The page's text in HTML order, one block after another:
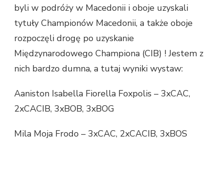
byli w podróży w Macedonii i oboje uzyskali
tytuły Championów Macedonii, a także oboje
rozpoczęli drogę po uzyskanie
Międzynarodowego Championa (CIB) ! Jestem z
nich bardzo dumna, a tutaj wyniki wystaw:
Aaniston Isabella Fiorella Foxpolis – 3xCAC,
2xCACIB, 3xBOB, 3xBOG
Mila Moja Frodo – 3xCAC, 2xCACIB, 3xBOS